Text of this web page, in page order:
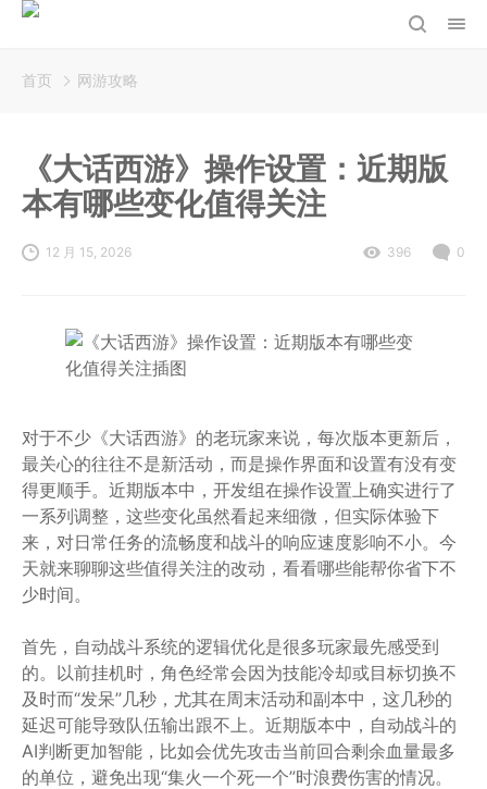
首页 网游攻略
《大话西游》操作设置：近期版
本有哪些变化值得关注
12 月 15, 2026 396 0
对于不少《大话西游》的老玩家来说，每次版本更新后，
最关心的往往不是新活动，而是操作界面和设置有没有变
得更顺手。近期版本中，开发组在操作设置上确实进行了
一系列调整，这些变化虽然看起来细微，但实际体验下
来，对日常任务的流畅度和战斗的响应速度影响不小。今
天就来聊聊这些值得关注的改动，看看哪些能帮你省下不
少时间。
首先，自动战斗系统的逻辑优化是很多玩家最先感受到
的。以前挂机时，角色经常会因为技能冷却或目标切换不
及时而“发呆”几秒，尤其在周末活动和副本中，这几秒的
延迟可能导致队伍输出跟不上。近期版本中，自动战斗的
AI判断更加智能，比如会优先攻击当前回合剩余血量最多
的单位，避免出现“集火一个死一个”时浪费伤害的情况。